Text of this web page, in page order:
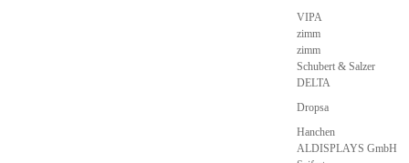
VIPA
zimm
zimm
Schubert & Salzer
DELTA
Dropsa
Hanchen
ALDISPLAYS GmbH